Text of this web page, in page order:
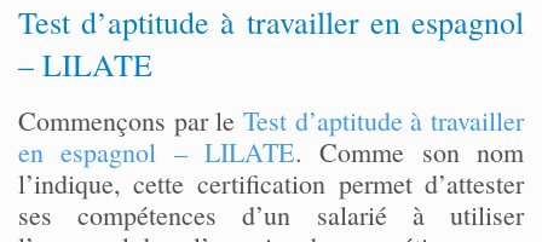
Test d’aptitude à travailler en espagnol
– LILATE
Commençons par le Test d’aptitude à travailler
en espagnol – LILATE. Comme son nom
l’indique, cette certification permet d’attester
ses compétences d’un salarié à utiliser